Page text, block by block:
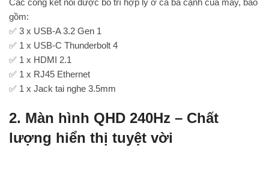
Các cổng kết nối được bố trí hợp lý ở cả ba cạnh của máy, bao
gồm:
✅ 3 x USB-A 3.2 Gen 1
✅ 1 x USB-C Thunderbolt 4
✅ 1 x HDMI 2.1
✅ 1 x RJ45 Ethernet
✅ 1 x Jack tai nghe 3.5mm
2. Màn hình QHD 240Hz – Chất
lượng hiển thị tuyệt vời